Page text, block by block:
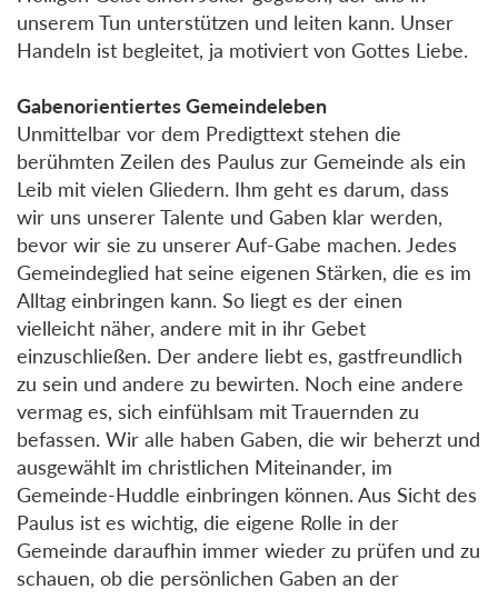
unserem Tun unterstützen und leiten kann. Unser
Handeln ist begleitet, ja motiviert von Gottes Liebe.
Gabenorientiertes Gemeindeleben
Unmittelbar vor dem Predigttext stehen die
berühmten Zeilen des Paulus zur Gemeinde als ein
Leib mit vielen Gliedern. Ihm geht es darum, dass
wir uns unserer Talente und Gaben klar werden,
bevor wir sie zu unserer Auf-Gabe machen. Jedes
Gemeindeglied hat seine eigenen Stärken, die es im
Alltag einbringen kann. So liegt es der einen
vielleicht näher, andere mit in ihr Gebet
einzuschließen. Der andere liebt es, gastfreundlich
zu sein und andere zu bewirten. Noch eine andere
vermag es, sich einfühlsam mit Trauernden zu
befassen. Wir alle haben Gaben, die wir beherzt und
ausgewählt im christlichen Miteinander, im
Gemeinde-Huddle einbringen können. Aus Sicht des
Paulus ist es wichtig, die eigene Rolle in der
Gemeinde daraufhin immer wieder zu prüfen und zu
schauen, ob die persönlichen Gaben an der